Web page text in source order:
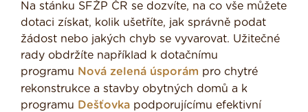
Na stánku SFŽP ČR se dozvíte, na co vše můžete
dotaci získat, kolik ušetříte, jak správně podat
žádost nebo jakých chyb se vyvarovat. Užitečné
rady obdržíte například k dotačnímu
programu Nová zelená úsporám pro chytré
rekonstrukce a stavby obytných domů a k
programu Dešťovka podporujícímu efektivní